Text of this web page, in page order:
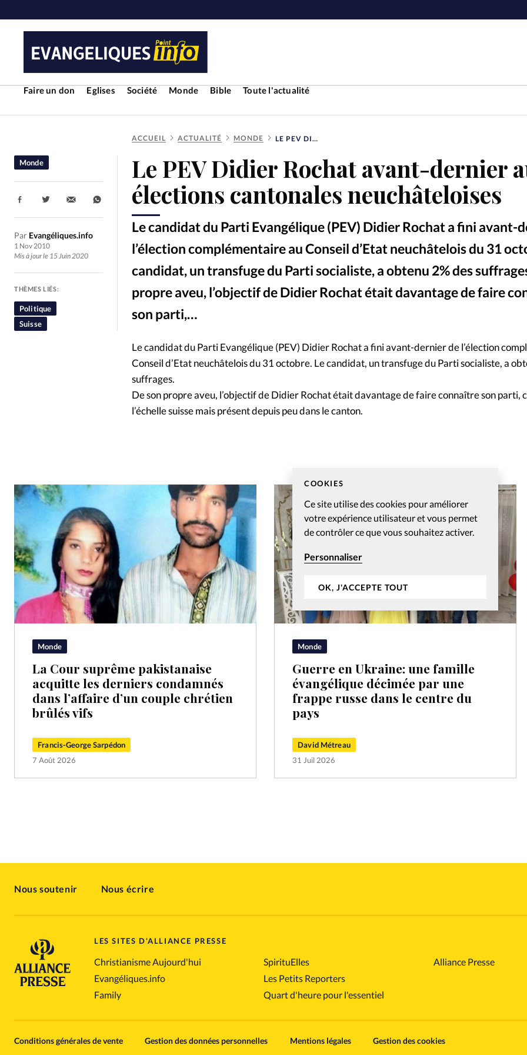
COOKIES
Ce site utilise des cookies pour améliorer
votre expérience utilisateur et vous permet
de contrôler ce que vous souhaitez activer.
Personnaliser
OK, J'ACCEPTE TOUT
Faire un don Eglises Société Monde Bible
Toute l'actualité
RUBRIQUES
Toute l'actualité Bible
Culture
Economie
Eglises
Liberté religieuse
Mission
Monde
People
Religions Société
Faire un
La
Mon
Nous
ACCUEIL ACTUALITÉ MONDE LE PEV DIDIER ROCHAT AVANT-DERNIER AUX ÉLECTIONS CANTONALES NEUCHÂTELOISES
Le PEV Didier Rochat avant-dernier
élections cantonales neuchâteloises
Le candidat du Parti Evangélique (PEV) Didier Rochat a fini avant-
l’élection complémentaire au Conseil d’Etat neuchâtelois du 31
candidat, un transfuge du Parti socialiste, a obtenu 2% des
propre aveu, l’objectif de Didier Rochat était davantage de faire
son parti,…
Monde
Par Evangéliques.info
1 Nov 2010
Mis à jour le 15 Juin 2020
Partager:
THÈMES LIÉS:
Politique
Suisse
Le candidat du Parti Evangélique (PEV) Didier Rochat a fini avant-dernier de l’élection
Conseil d’Etat neuchâtelois du 31 octobre. Le candidat, un transfuge du Parti socialiste, a
suffrages.
De son propre aveu, l’objectif de Didier Rochat était davantage de faire connaître son parti,
l’échelle suisse mais présent depuis peu dans le canton.
Monde
La Cour suprême pakistanaise
acquitte les derniers condamnés
dans l’affaire d’un couple chrétien
brûlés vifs
Francis-George Sarpédon
7 Août 2026
Monde
Guerre en Ukraine: une famille
évangélique décimée par une
frappe russe dans le centre du
pays
David Métreau
31 Juil 2026
Nous soutenir Nous écrire
LES SITES D'ALLIANCE PRESSE
Christianisme Aujourd'hui
Evangéliques.info
Family
SpirituElles
Les Petits Reporters
Quart d'heure pour l'essentiel
Alliance Presse
Conditions générales de vente Gestion des données personnelles Mentions légales Gestion des cookies